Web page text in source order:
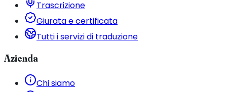
Trascrizione
Giurata e certificata
Tutti i servizi di traduzione
Azienda
Chi siamo